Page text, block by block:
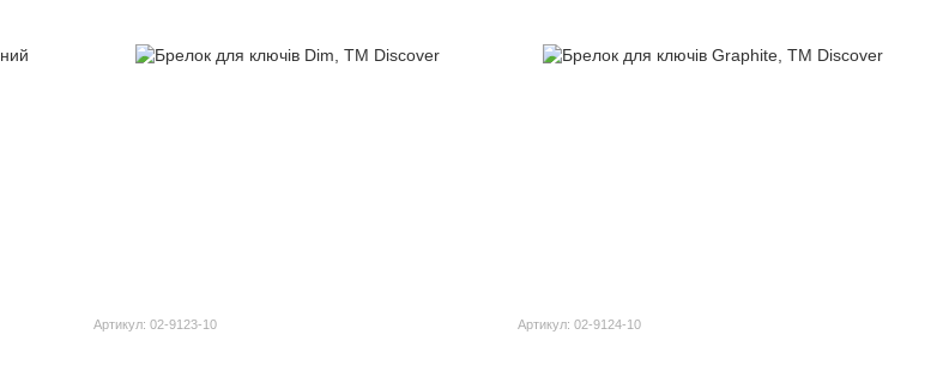
Артикул: 02-9123-10 Артикул: 02-9124-10